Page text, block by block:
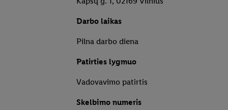
Darbo laikas
Pilna darbo diena
Patirties lygmuo
Vadovavimo patirtis
Skelbimo numeris